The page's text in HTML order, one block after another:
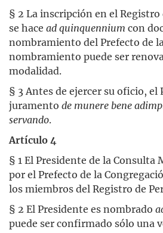
§ 2 La inscripción en el
se hace ad quinquennium con
nombramiento del Prefecto de
nombramiento puede ser
modalidad.
§ 3 Antes de ejercer su oficio, el
juramento de munere bene
servando.
Artículo 4
§ 1 El Presidente de la Consulta
por el Prefecto de la
los miembros del Registro de
§ 2 El Presidente es nombrado
puede ser confirmado sólo una